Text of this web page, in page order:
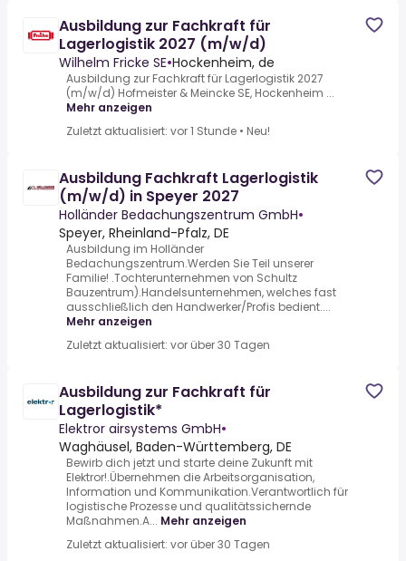
Ausbildung zur Fachkraft für
Lagerlogistik 2027 (m/w/d)
Wilhelm Fricke SE•Hockenheim, de
Ausbildung zur Fachkraft für Lagerlogistik 2027
(m/w/d) Hofmeister & Meincke SE, Hockenheim ...
Mehr anzeigen
Zuletzt aktualisiert: vor 1 Stunde • Neu!
Ausbildung Fachkraft Lagerlogistik
(m/w/d) in Speyer 2027
Holländer Bedachungszentrum GmbH•
Speyer, Rheinland-Pfalz, DE
Ausbildung im Holländer
Bedachungszentrum.Werden Sie Teil unserer
Familie! .Tochterunternehmen von Schultz
Bauzentrum).Handelsunternehmen, welches fast
ausschließlich den Handwerker/Profis bedient....
Mehr anzeigen
Zuletzt aktualisiert: vor über 30 Tagen
Ausbildung zur Fachkraft für
Lagerlogistik*
Elektror airsystems GmbH•
Waghäusel, Baden-Württemberg, DE
Bewirb dich jetzt und starte deine Zukunft mit
Elektror!.Übernehmen die Arbeitsorganisation,
Information und Kommunikation.Verantwortlich für
logistische Prozesse und qualitätssichernde
Maßnahmen.A... Mehr anzeigen
Zuletzt aktualisiert: vor über 30 Tagen